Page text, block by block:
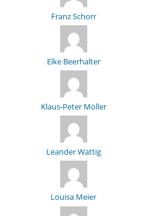
Franz Schorr
Elke Beerhalter
Klaus-Peter Möller
Leander Wattig
Louisa Meier